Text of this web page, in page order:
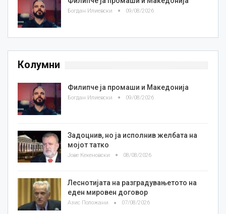
Богдан Илиевски 09/08/2026
Колумни
Филипче ја промаши и Македонија
Богдан Илиевски 09/08/2026
Задоцнив, но ја исполнив желбата на
мојот татко
Јове Кекеновски 08/08/2026
Леснотијата на разградувањетото на
еден мировен договор
Азис Положани 07/08/2026